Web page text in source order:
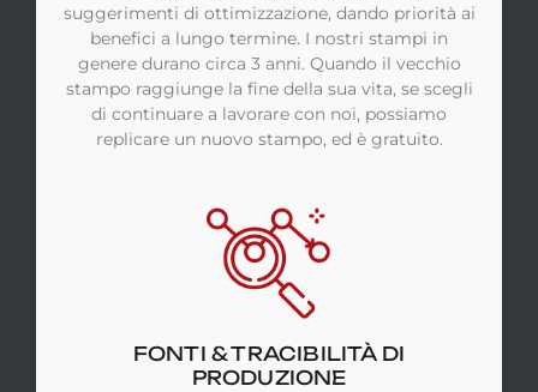
suggerimenti di ottimizzazione, dando priorità ai
benefici a lungo termine. I nostri stampi in
genere durano circa 3 anni. Quando il vecchio
stampo raggiunge la fine della sua vita, se scegli
di continuare a lavorare con noi, possiamo
replicare un nuovo stampo, ed è gratuito.
FONTI & TRACIBILITÀ DI
PRODUZIONE